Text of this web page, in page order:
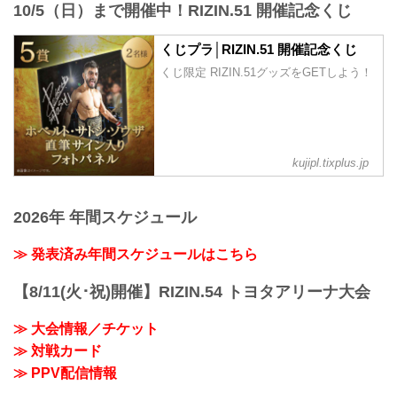
A席、ステージサイドS席の2券種の追加
8/21（木）更新
S席完売いたしました。
8/18（月）更新
11:00開場（予定）／13:00開始（予定）
- YouTube
RIZIN.51 大会概要
2025年9月28日（日）11:00開場／13:00開
※オープニングファイトは11...
10/5（日）まで開催中！RIZIN.51 開催記念くじ
くじプラ│RIZIN.51 開催記念くじ
くじ限定 RIZIN.51グッズをGETしよう！
kujipl.tixplus.jp
2026年 年間スケジュール
≫ 発表済み年間スケジュールはこちら
【8/11(火･祝)開催】RIZIN.54 トヨタアリーナ大会
≫ 大会情報／チケット
≫ 対戦カード
≫ PPV配信情報